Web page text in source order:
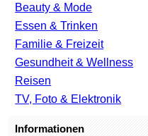
Beauty & Mode
Essen & Trinken
Familie & Freizeit
Gesundheit & Wellness
Reisen
TV, Foto & Elektronik
Informationen